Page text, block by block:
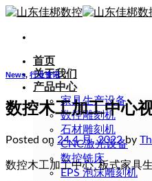
Skip
content
首页
关于我们
产品中心
家具生产设备
数控雕刻机
石材雕刻机
CNC激光设备
数控铣床
EPS 泡沫雕刻机
News, 行业资讯
数控木工加工中心
Posted on 24 4 月, 2022by
数控木工加工中心_板式家具